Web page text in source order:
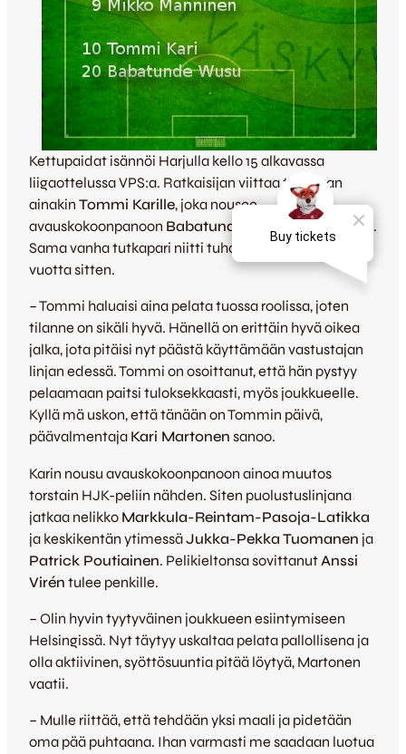
Kettupaidat isännöi Harjulla kello 15 alkavassa
liigaottelussa VPS:a. Ratkaisijan viittaa tarjotaan
ainakin Tommi Karille, joka nousee
avauskokoonpanoon Babatunde Wusun
kärkipariksi.
Sama vanha tutkapari niitti tuhoa Ykkösessä jo neljä
vuotta sitten.
– Tommi haluaisi aina pelata tuossa roolissa, joten
tilanne on sikäli hyvä. Hänellä on erittäin hyvä oikea
jalka, jota pitäisi nyt päästä käyttämään vastustajan
linjan edessä. Tommi on osoittanut, että hän pystyy
pelaamaan paitsi tuloksekkaasti, myös joukkueelle.
Kyllä mä uskon, että tänään on Tommin päivä,
päävalmentaja Kari Martonen sanoo.
Karin nousu avauskokoonpanoon ainoa muutos
torstain HJK-peliin nähden. Siten puolustuslinjana
jatkaa nelikko Markkula-Reintam-Pasoja-Latikka
ja keskikentän ytimessäJukka-Pekka Tuomanen ja
Patrick Poutiainen. Pelikieltonsa sovittanut Anssi
Virén tulee penkille.
– Olin hyvin tyytyväinen joukkueen esiintymiseen
Helsingissä. Nyt täytyy uskaltaa pelata pallollisena ja
olla aktiivinen, syöttösuuntia pitää löytyä, Martonen
vaatii.
– Mulle riittää, että tehdään yksi maali ja pidetään
oma pää puhtaana. Ihan varmasti me saadaan luotua